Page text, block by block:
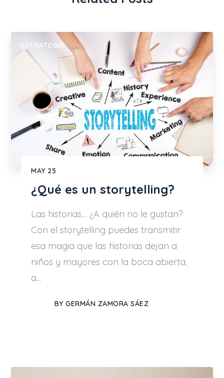
ESTRATEGIA
MAY 25
¿Qué es un storytelling?
Las historias… ¿A quién no le gustan?
Con el storytelling puedes transmitir
esa magia que las historias dejan a
niños y mayores con la boca abierta,
a...
BY GERMÁN ZAMORA SÁEZ